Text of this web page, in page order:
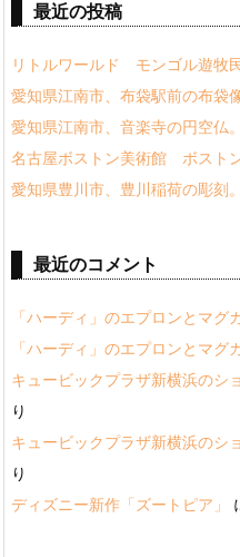
最近の投稿
リトルワールド モンゴル遊牧
愛知県江南市、布袋駅前の布袋像
愛知県江南市、音楽寺の円空仏。
名古屋ボストン美術館 ボスト
愛知県豊川市、豊川稲荷の彫刻。
最近のコメント
「ハーディ」のエプロンとマグ
「ハーディ」のエプロンとマグ
キュービックプラザ新横浜のシ
り
キュービックプラザ新横浜のシ
り
ディズニー新作「ズートピア」